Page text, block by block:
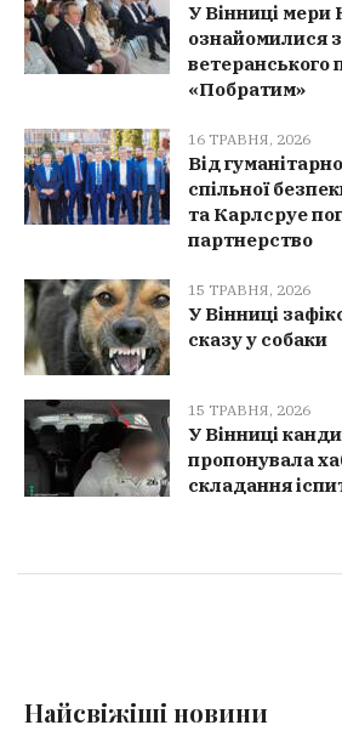
У Вінниці мери
ознайомилися
ветеранського
«Побратим»
16 ТРАВНЯ, 2026
Від
спільної
та Карлсруе
партнерство
15 ТРАВНЯ, 2026
У Вінниці
сказу у собаки
15 ТРАВНЯ, 2026
У Вінниці
пропонувала
складання
Найсвіжіші новини